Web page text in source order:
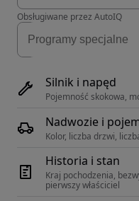
Obsługiwane przez AutoIQ
Silnik i napęd
Pojemność skokowa,
Nadwozie i
Kolor, liczba drzwi,
Historia i stan
Kraj pochodzenia,
pierwszy właściciel